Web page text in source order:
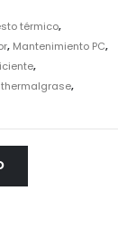
térmico,
, Mantenimiento PC,
,
thermalgrase,